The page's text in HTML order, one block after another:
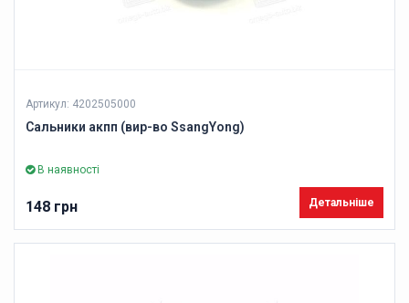
Артикул: 4202505000
Сальники акпп (вир-во SsangYong)
В наявності
148 грн Детальніше